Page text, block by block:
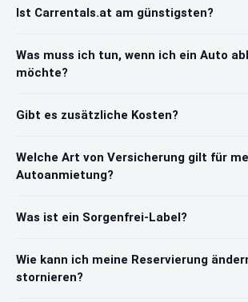
Ist Carrentals.at am günstigsten?
Was muss ich tun, wenn ich ein Auto
möchte?
Gibt es zusätzliche Kosten?
Welche Art von Versicherung gilt für
Autoanmietung?
Was ist ein Sorgenfrei-Label?
Wie kann ich meine Reservierung
stornieren?